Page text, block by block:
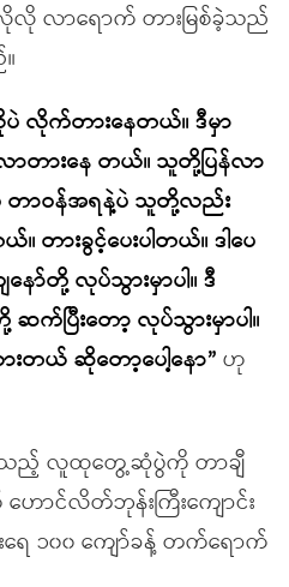
လာရောက် တားမြစ်ခဲ့သည်
ပဲ လိုက်တားနေတယ်။ ဒီမှာ
တားနေ တယ်။ သူတို့ပြန်လာ
တာဝန်အရနဲ့ပဲ သူတို့လည်း
ားခွင့်ပေးပါတယ်။ ဒါပေ
ာ်တို့ လုပ်သွားမှာပါ။ ဒီ
က်ပြီးတော့ လုပ်သွားမှာပါ။
တယ် ဆိုတော့ပေါ့နော” ဟု
သည့် လူထုတွေ့ဆုံပွဲကို တာချီ
ာင်လိတ်ဘုန်းကြီးကျောင်း
ေ ၁၀၀ ကျော်ခန့် တက်ရောက်